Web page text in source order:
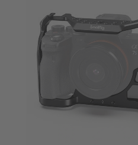
FOTOTILBEHØR
LYS OG STUDIO
INSTANTFOTO
ANALOG